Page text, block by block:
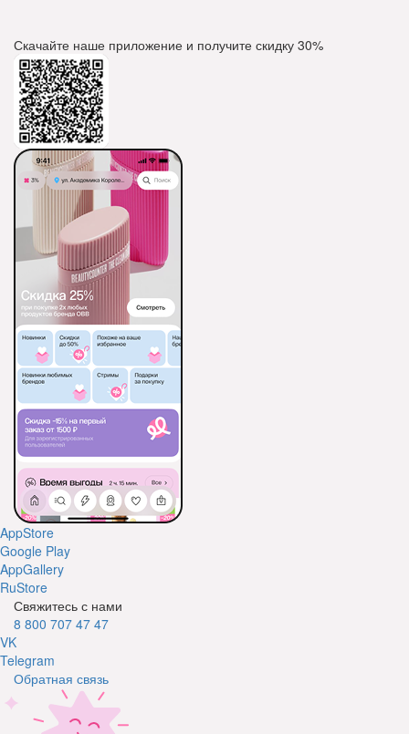
Скачайте наше приложение и получите скидку 30%
AppStore
Google Play
AppGallery
RuStore
Свяжитесь с нами
8 800 707 47 47
VK
Telegram
Обратная связь